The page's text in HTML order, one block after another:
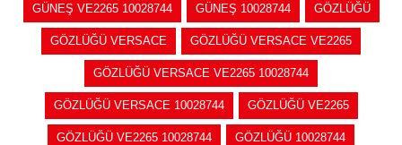
GÜNEŞ VE2265 10028744 GÜNEŞ 10028744 GÖZLÜĞÜ
GÖZLÜĞÜ VERSACE GÖZLÜĞÜ VERSACE VE2265
GÖZLÜĞÜ VERSACE VE2265 10028744
GÖZLÜĞÜ VERSACE 10028744 GÖZLÜĞÜ VE2265
GÖZLÜĞÜ VE2265 10028744 GÖZLÜĞÜ 10028744